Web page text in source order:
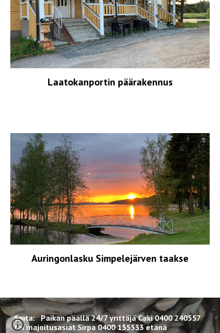
Laatokanportin päärakennus
Auringonlasku Simpelejärven taakse
Soita: Paikan päällä 24/7 yrittäjäCaki 0400 240557
tai majoitusasiat Sirpa 0400 155533 etänä